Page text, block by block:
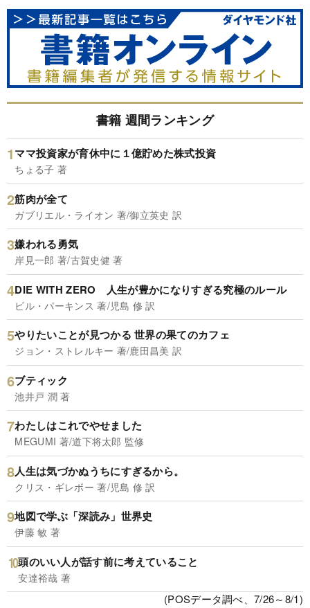
書籍 週間ランキング
ママ投資家が育休中に１億貯めた株式投資
ちょる子 著
筋肉が全て
ガブリエル・ライオン 著/御立英史 訳
嫌われる勇気
岸見一郎 著/古賀史健 著
DIE WITH ZERO 人生が豊かになりすぎる究極のルール
ビル・パーキンス 著/児島 修 訳
やりたいことが見つかる 世界の果てのカフェ
ジョン・ストレルキー 著/鹿田昌美 訳
ブティック
池井戸 潤 著
わたしはこれでやせました
MEGUMI 著/道下将太郎 監修
人生は気づかぬうちにすぎるから。
クリス・ギレボー 著/児島 修 訳
地図で学ぶ「深読み」世界史
伊藤 敏 著
頭のいい人が話す前に考えていること
安達裕哉 著
(POSデータ調べ、7/26～8/1)